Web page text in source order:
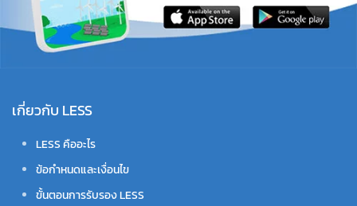
เกี่ยวกับ LESS
LESS คืออะไร
ข้อกำหนดและเงื่อนไข
ขั้นตอนการรับรอง LESS